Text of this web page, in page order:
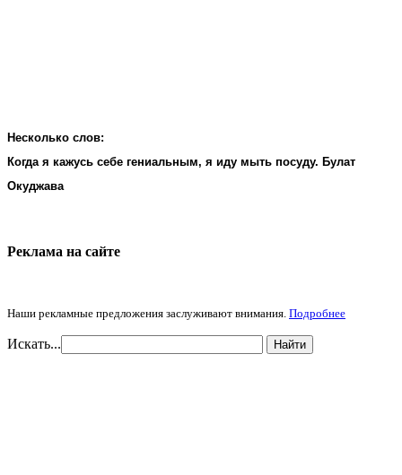
Несколько слов:
Когда я кажусь себе гениальным, я иду мыть посуду. Булат
Окуджава
Реклама на cайте
Наши рекламные предложения заслуживают внимания. Подробнее
Искать... Найти